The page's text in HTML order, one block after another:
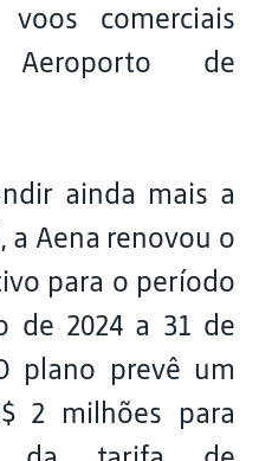
comerciais
de
ainda mais a
a Aena renovou o
para o período
de 2024 a 31 de
plano prevê um
2 milhões para